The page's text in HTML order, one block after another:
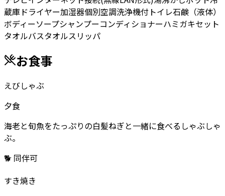
蔵庫ドライヤー加湿器個別空調洗浄機付トイレ石鹸（液体）
ボディーソープシャンプーコンディショナーハミガキセット
タオルバスタオルスリッパ
お食事
えびしゃぶ
夕食
海老と旬魚をたっぷりの白髪ねぎと一緒に食べるしゃぶしゃ
ぶ。
🐕 同伴可
すき焼き